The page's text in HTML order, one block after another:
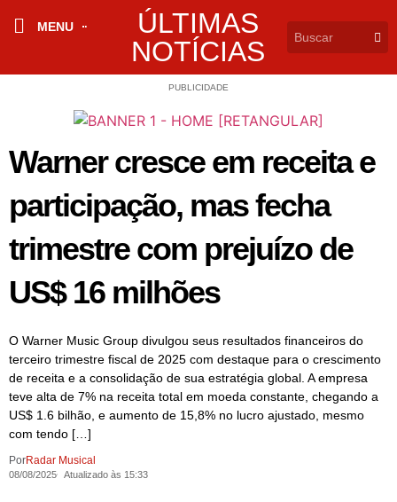
MENU
ÚLTIMAS
NOTÍCIAS
PUBLICIDADE
Warner cresce em receita e
participação, mas fecha
trimestre com prejuízo de
US$ 16 milhões
O Warner Music Group divulgou seus resultados financeiros do
terceiro trimestre fiscal de 2025 com destaque para o crescimento
de receita e a consolidação de sua estratégia global. A empresa
teve alta de 7% na receita total em moeda constante, chegando a
US$ 1.6 bilhão, e aumento de 15,8% no lucro ajustado, mesmo
com tendo […]
PorRadar Musical
08/08/2025 Atualizado às 15:33